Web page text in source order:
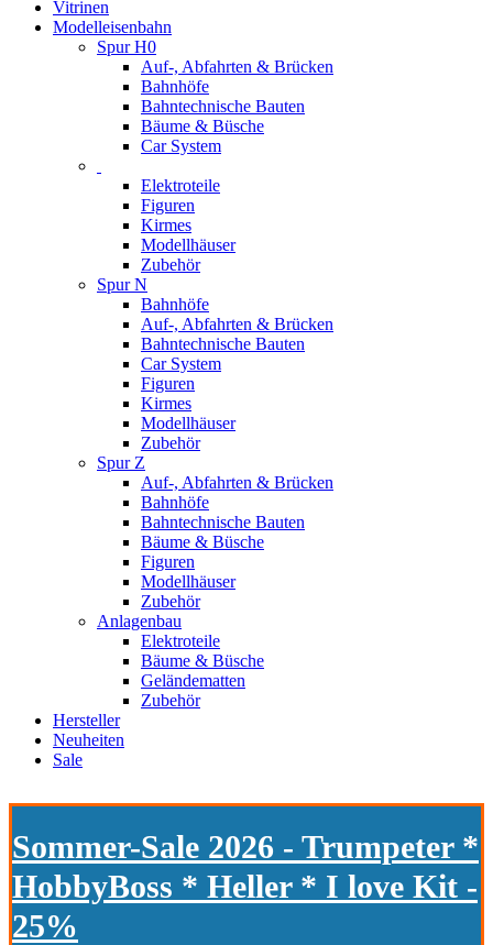
Vitrinen
Modelleisenbahn
Spur H0
Auf-, Abfahrten & Brücken
Bahnhöfe
Bahntechnische Bauten
Bäume & Büsche
Car System
Elektroteile
Figuren
Kirmes
Modellhäuser
Zubehör
Spur N
Bahnhöfe
Auf-, Abfahrten & Brücken
Bahntechnische Bauten
Car System
Figuren
Kirmes
Modellhäuser
Zubehör
Spur Z
Auf-, Abfahrten & Brücken
Bahnhöfe
Bahntechnische Bauten
Bäume & Büsche
Figuren
Modellhäuser
Zubehör
Anlagenbau
Elektroteile
Bäume & Büsche
Geländematten
Zubehör
Hersteller
Neuheiten
Sale
Sommer-Sale 2026 - Trumpeter *
HobbyBoss * Heller * I love Kit -
25%